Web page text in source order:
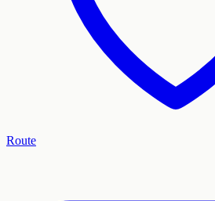
Route